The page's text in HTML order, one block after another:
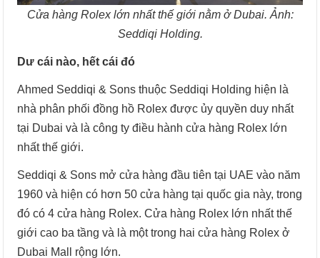
Cửa hàng Rolex lớn nhất thế giới nằm ở Dubai. Ảnh:
Seddiqi Holding.
Dư cái nào, hết cái đó
Ahmed Seddiqi & Sons thuộc Seddiqi Holding hiện là
nhà phân phối đồng hồ Rolex được ủy quyền duy nhất
tại Dubai và là công ty điều hành cửa hàng Rolex lớn
nhất thế giới.
Seddiqi & Sons mở cửa hàng đầu tiên tại UAE vào năm
1960 và hiện có hơn 50 cửa hàng tại quốc gia này, trong
đó có 4 cửa hàng Rolex. Cửa hàng Rolex lớn nhất thế
giới cao ba tầng và là một trong hai cửa hàng Rolex ở
Dubai Mall rộng lớn.